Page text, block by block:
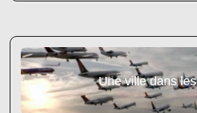
Une ville dans